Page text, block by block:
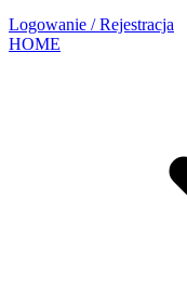
Logowanie / Rejestracja
HOME